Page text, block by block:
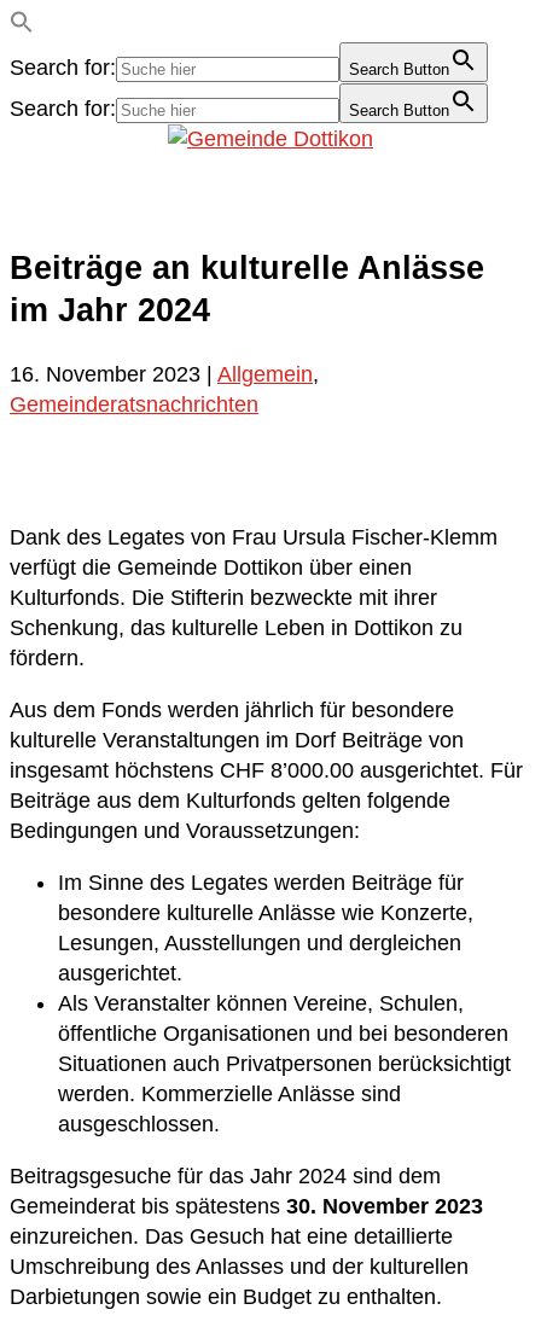
Search for: Search Button
Search for: Search Button
Beiträge an kulturelle Anlässe
im Jahr 2024
16. November 2023 | Allgemein,
Gemeinderatsnachrichten
Dank des Legates von Frau Ursula Fischer-Klemm
verfügt die Gemeinde Dottikon über einen
Kulturfonds. Die Stifterin bezweckte mit ihrer
Schenkung, das kulturelle Leben in Dottikon zu
fördern.
Aus dem Fonds werden jährlich für besondere
kulturelle Veranstaltungen im Dorf Beiträge von
insgesamt höchstens CHF 8’000.00 ausgerichtet. Für
Beiträge aus dem Kulturfonds gelten folgende
Bedingungen und Voraussetzungen:
Im Sinne des Legates werden Beiträge für
besondere kulturelle Anlässe wie Konzerte,
Lesungen, Ausstellungen und dergleichen
ausgerichtet.
Als Veranstalter können Vereine, Schulen,
öffentliche Organisationen und bei besonderen
Situationen auch Privatpersonen berücksichtigt
werden. Kommerzielle Anlässe sind
ausgeschlossen.
Beitragsgesuche für das Jahr 2024 sind dem
Gemeinderat bis spätestens 30. November 2023
einzureichen. Das Gesuch hat eine detaillierte
Umschreibung des Anlasses und der kulturellen
Darbietungen sowie ein Budget zu enthalten.